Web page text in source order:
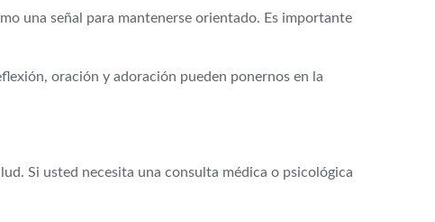
una señal para mantenerse orientado. Es importante
oración y adoración pueden ponernos en la
Si usted necesita una consulta médica o psicológica